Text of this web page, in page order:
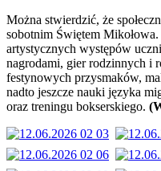
Można stwierdzić, że
sobotnim Świętem
artystycznych występów
nagrodami, gier rodzinnych i
festynowych przysmaków,
nadto jeszcze nauki języka
oraz treningu bokserskiego.